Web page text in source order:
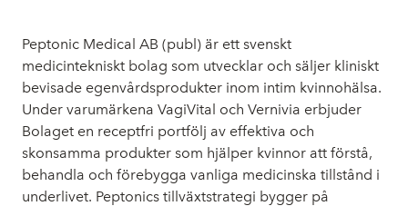
Peptonic Medical AB (publ) är ett svenskt
medicintekniskt bolag som utvecklar och säljer kliniskt
bevisade egenvårdsprodukter inom intim kvinnohälsa.
Under varumärkena VagiVital och Vernivia erbjuder
Bolaget en receptfri portfölj av effektiva och
skonsamma produkter som hjälper kvinnor att förstå,
behandla och förebygga vanliga medicinska tillstånd i
underlivet. Peptonics tillväxtstrategi bygger på